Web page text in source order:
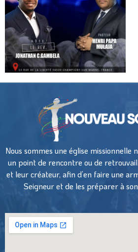
Nous sommes une église missionnelle
un point de rencontre ou de
et leur créateur, afin d’en faire une
Seigneur et de les préparer à